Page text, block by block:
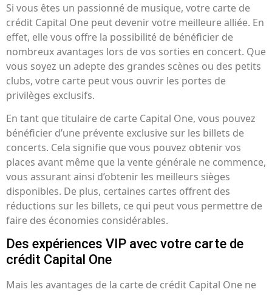
Si vous êtes un passionné de musique, votre carte de
crédit Capital One peut devenir votre meilleure alliée. En
effet, elle vous offre la possibilité de bénéficier de
nombreux avantages lors de vos sorties en concert. Que
vous soyez un adepte des grandes scènes ou des petits
clubs, votre carte peut vous ouvrir les portes de
privilèges exclusifs.
En tant que titulaire de carte Capital One, vous pouvez
bénéficier d’une prévente exclusive sur les billets de
concerts. Cela signifie que vous pouvez obtenir vos
places avant même que la vente générale ne commence,
vous assurant ainsi d’obtenir les meilleurs sièges
disponibles. De plus, certaines cartes offrent des
réductions sur les billets, ce qui peut vous permettre de
faire des économies considérables.
Des expériences VIP avec votre carte de
crédit Capital One
Mais les avantages de la carte de crédit Capital One ne